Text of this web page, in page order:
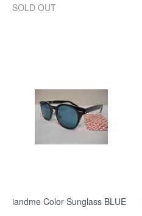
SOLD OUT
iandme Color Sunglass BLUE